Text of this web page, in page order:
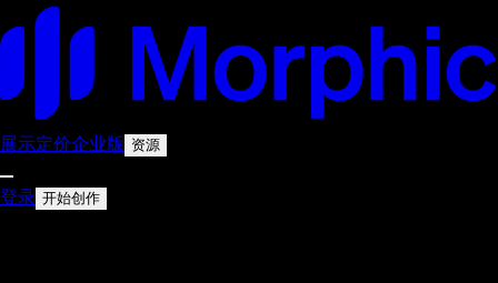
展示定价企业版 资源
登录 开始创作